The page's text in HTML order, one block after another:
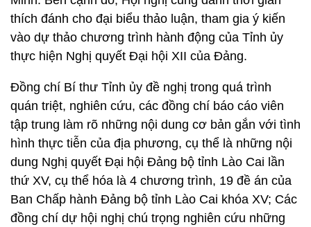
thích đánh cho đại biểu thảo luận, tham gia ý kiến
vào dự thảo chương trình hành động của Tỉnh ủy
thực hiện Nghị quyết Đại hội XII của Đảng.
Đồng chí Bí thư Tỉnh ủy đề nghị trong quá trình
quán triệt, nghiên cứu, các đồng chí báo cáo viên
tập trung làm rõ những nội dung cơ bản gắn với tình
hình thực tiễn của địa phương, cụ thể là những nội
dung Nghị quyết Đại hội Đảng bộ tỉnh Lào Cai lần
thứ XV, cụ thể hóa là 4 chương trình, 19 đề án của
Ban Chấp hành Đảng bộ tỉnh Lào Cai khóa XV; Các
đồng chí dự hội nghị chú trọng nghiên cứu những